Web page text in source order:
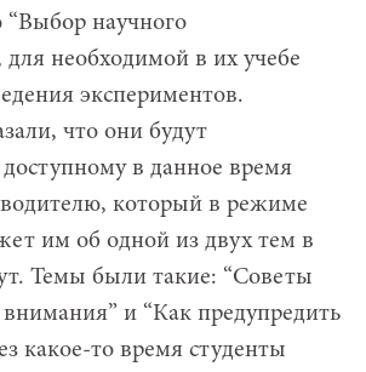
“Выбор научного
для необходимой в их учебе
экспериментов.
что они будут
в данное время
который в режиме
им об одной из двух тем в
Темы были такие: “Советы
и “Как предупредить
какое-то время студенты